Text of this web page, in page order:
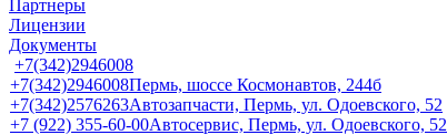
Партнеры
Лицензии
Документы
+7(342)2946008
+7(342)2946008Пермь, шоссе Космонавтов, 244б
+7(342)2576263Автозапчасти, Пермь, ул. Одоевского, 52
+7 (922) 355-60-00Автосервис, Пермь, ул. Одоевского, 52